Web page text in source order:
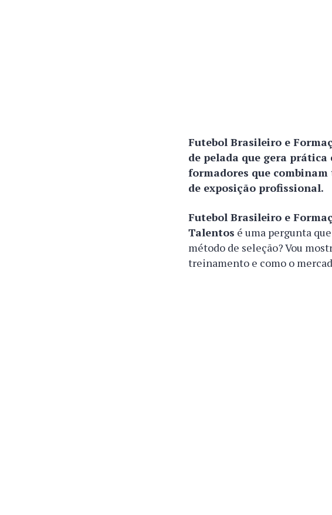
Futebol Brasileiro e
de pelada que gera
formadores que
de exposição profissional.
Futebol Brasileiro e
Talentos é uma pergunta
método de seleção? Vou
treinamento e como o